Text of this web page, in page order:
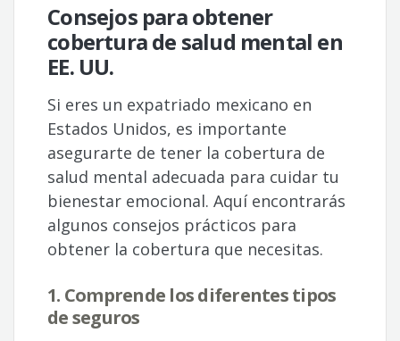
Consejos para obtener
cobertura de salud mental en
EE. UU.
Si eres un expatriado mexicano en
Estados Unidos, es importante
asegurarte de tener la cobertura de
salud mental adecuada para cuidar tu
bienestar emocional. Aquí encontrarás
algunos consejos prácticos para
obtener la cobertura que necesitas.
1. Comprende los diferentes tipos
de seguros